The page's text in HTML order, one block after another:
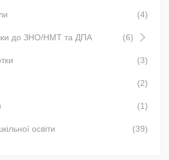
(4)
до ЗНО/НМТ та ДПА (6)
(3)
(2)
(1)
освіти (39)